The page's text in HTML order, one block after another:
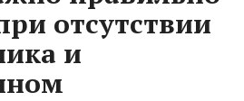
отсутствии
и